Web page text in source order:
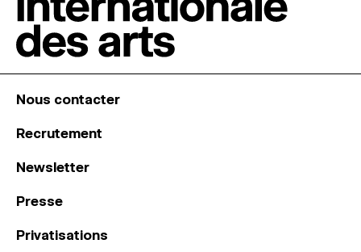
Nous contacter
Recrutement
Newsletter
Presse
Privatisations